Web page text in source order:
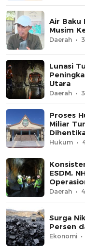
Air Baku
Musim
Daerah
Lunasi
Utara
Daerah
Proses
Miliar
Hukum
ESDM,
Daerah
Surga
Persen
Ekonomi